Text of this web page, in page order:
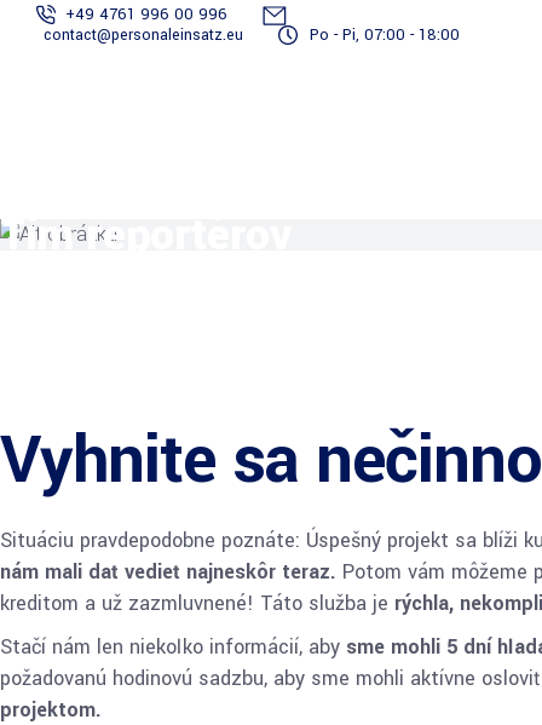
+49 4761 996 00 996
contact@personaleinsatz.eu
Po - Pi, 07:00 - 18:00
Tím reportérov
Vyhnite sa
Situáciu pravdepodobne poznáte: Úspešný projekt sa blíži
nám mali dať vedieť najneskôr teraz. Potom vám môžeme
kreditom a už zazmluvnené! Táto služba je rýchla,
Stačí nám len niekoľko informácií, aby sme mohli 5 dní
požadovanú hodinovú sadzbu, aby sme mohli aktívne
projektom.